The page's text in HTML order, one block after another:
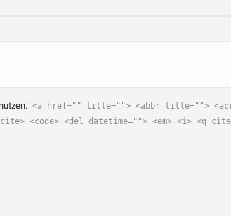
<a href="" title=""> <abbr title="">
<code> <del datetime=""> <em> <i> <q